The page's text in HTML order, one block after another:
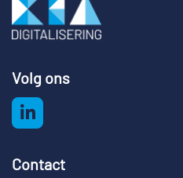
Volg ons
Contact